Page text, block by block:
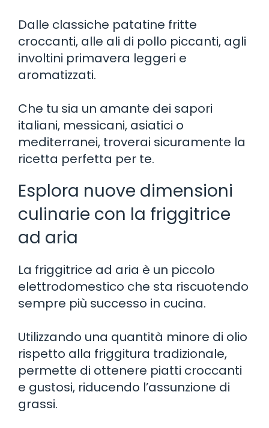
Dalle classiche patatine fritte
croccanti, alle ali di pollo piccanti, agli
involtini primavera leggeri e
aromatizzati.
Che tu sia un amante dei sapori
italiani, messicani, asiatici o
mediterranei, troverai sicuramente la
ricetta perfetta per te.
Esplora nuove dimensioni
culinarie con la friggitrice
ad aria
La friggitrice ad aria è un piccolo
elettrodomestico che sta riscuotendo
sempre più successo in cucina.
Utilizzando una quantità minore di olio
rispetto alla friggitura tradizionale,
permette di ottenere piatti croccanti
e gustosi, riducendo l’assunzione di
grassi.